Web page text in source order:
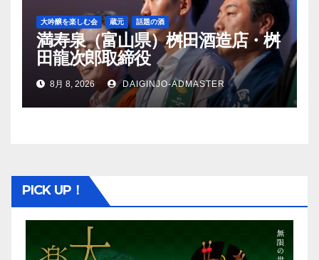
大吟醸を楽しむ会 蔵元 話題の酒
満寿泉（富山県）桝田酒造店・桝
田龍次郎取締役
8月 8, 2026 DAIGINJO-ADMASTER
PICK UP！